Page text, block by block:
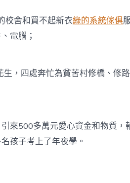
舍和買不起新衣綠的系統傢俱
電腦；
，四處奔忙為貧苦村修橋、修
來500多萬元愛心資金和物質，
孩子考上了年夜學。